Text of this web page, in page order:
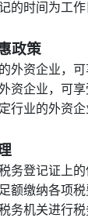
的时间为工
政策
外资企业，可
资企业，可享
行业的外资
务登记证上的
额缴纳各项税
务机关进行税